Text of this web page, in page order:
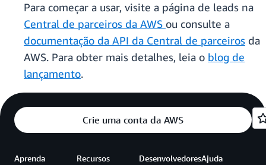
Para começar a usar, visite a página de leads na
Central de parceiros da AWS ou consulte a
documentação da API da Central de parceiros da
AWS. Para obter mais detalhes, leia o blog de
lançamento.
Crie uma conta da AWS
Aprenda Recursos DesenvolvedoresAjuda